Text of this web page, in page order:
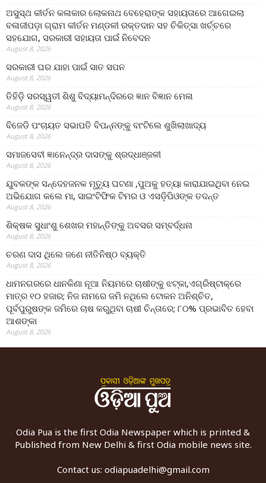
ଅସୁସ୍ଥ କୀର୍ତନ କଳାକାର ଲୋକନାଥ ବେହେରାଙ୍କ ସହାୟତାରେ ଆଗେଇଲା
ବଳାଜୀପଡ଼ା ଗ୍ରାମ କୀର୍ତନ ମଣ୍ଡଳୀ ରକ୍ତଦାନ ସହ ଚିକିତ୍ସା ଖର୍ଚ୍ଚରେ
ସହଯୋଗ, ସରକାରୀ ସହାୟତା ପାଇଁ ନିବେଦନ
August 8, 2026
ସରକାରୀ ଘର ଯାହା ପାଇଁ ସାତ ସପନ
August 8, 2026
ତିହିଡି଼ ସରସ୍ୱତୀ ଶିଶୁ ବିଦ୍ୟାମନ୍ଦିରରେ ଜ୍ଞାନ ବିଜ୍ଞାନ ମେଳା
August 8, 2026
ବିଜେଡି ପଂଚାୟତ ସଭାପତି ବିପନ୍ନଙ୍କୁ ବାଂଟିଲେ ଶୁଖିଲାଖାଦ୍ୟ
August 8, 2026
ସମାଜସେବୀ ଜ୍ଞାନେନ୍ଦ୍ର ଦାସଙ୍କୁ ଶ୍ରଦ୍ଧାଞ୍ଜଳୀ
August 8, 2026
ଯୁବକଙ୍କ ସନ୍ଦେହଜନକ ମୃତ୍ୟୁ ଘଟଣା ,ପୁଅକୁ ହତ୍ୟା କାରାଯାଇଥିବା ନେଇ
ଅଭିଯୋଗ କଲେ ମା, ସାଇଂଟିଫିକ ଟିମର ଓ ଏସଡ଼ିପିଓଙ୍କ ତଦନ୍ତ
August 8, 2026
ଶିକ୍ଷକ ସୁଧାଂଶୁ ଶେଖର ମହାନ୍ତିଙ୍କୁ ଅବସର ସମ୍ବର୍ଦ୍ଧନା
August 8, 2026
ଚରଣ ଦାସ ଥିଲେ ଜଣେ ନୀତିନିଷ୍ଠ ବ୍ୟକ୍ତି
August 8, 2026
ଧାମନଗରରେ ଧାନକିଣା ନୂଆ ନିୟମରେ ଚାଷୀଙ୍କୁ ଝଟ୍‌କା,ଏଗ୍ରିଷ୍ଟାକ୍‌ରେ
ମାତ୍ର ୧୦ ହଜାର; ନିଜ ନାମରେ ଜମି ନଥିଲେ ଟୋକନ ଅନିଶ୍ଚିତ,
ପୂର୍ବପୁରୁଷଙ୍କ ଜମିରେ ଚାଷ କରୁଥିବା ଚାଷୀ ଚିନ୍ତାରେ; ୮୦% ପ୍ରଭାବିତ ହେବା
ଆଶଙ୍କା
August 8, 2026
Odia Pua is the first Odia Newspaper which is printed &
Published from New Delhi & first Odia mobile news site.
Contact us: odiapuadelhi@gmail.com